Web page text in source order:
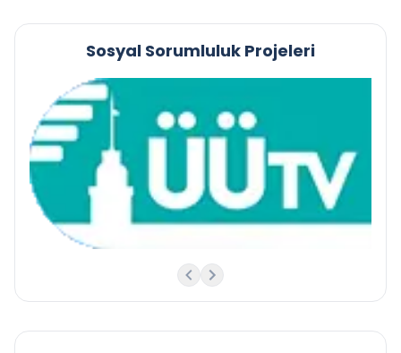
Sosyal Sorumluluk Projeleri